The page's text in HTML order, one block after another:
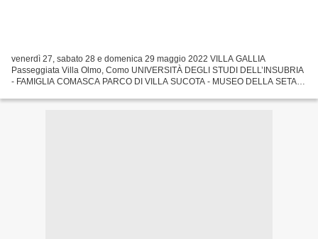
venerdì 27, sabato 28 e domenica 29 maggio 2022 VILLA GALLIA
Passeggiata Villa Olmo, Como UNIVERSITÀ DEGLI STUDI DELL’INSUBRIA
- FAMIGLIA COMASCA PARCO DI VILLA SUCOTA - MUSEO DELLA SETA